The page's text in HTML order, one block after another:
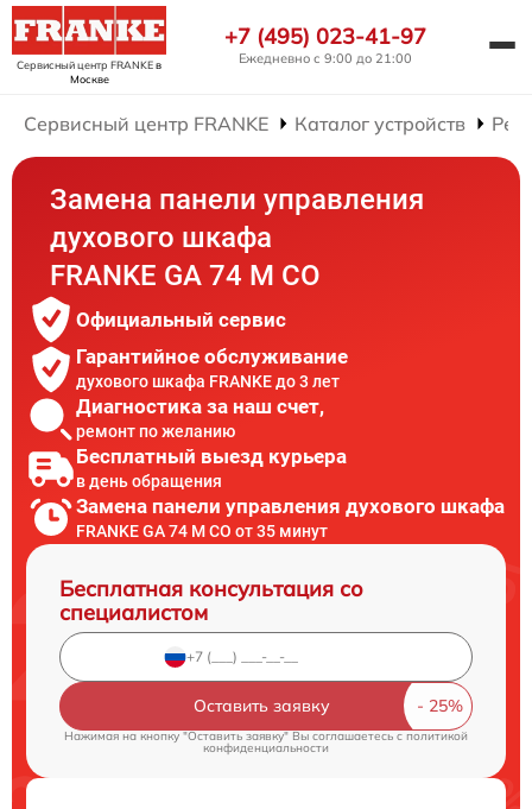
Сервисный центр FRANKEв
Москве
+7 (495) 023-41-97
Ежедневно с 9:00 до 21:00
Сервисный центр FRANKE Каталог устройств
Замена панели управления
духового шкафа
FRANKE GA 74 M CO
Официальный сервис
Гарантийное обслуживание
духового шкафа FRANKE до 3 лет
Диагностика за наш счет,
ремонт по желанию
Бесплатный выезд курьера
в день обращения
Замена панели управления духового шкафа
FRANKE GA 74 M CO от 35 минут
Бесплатная консультация со
специалистом
Оставить заявку
Нажимая на кнопку "Оставить заявку" Вы соглашаетесь cполитикой
конфиденциальности